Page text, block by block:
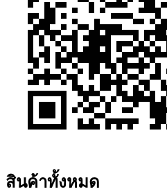
สินค้าทั้งหมด